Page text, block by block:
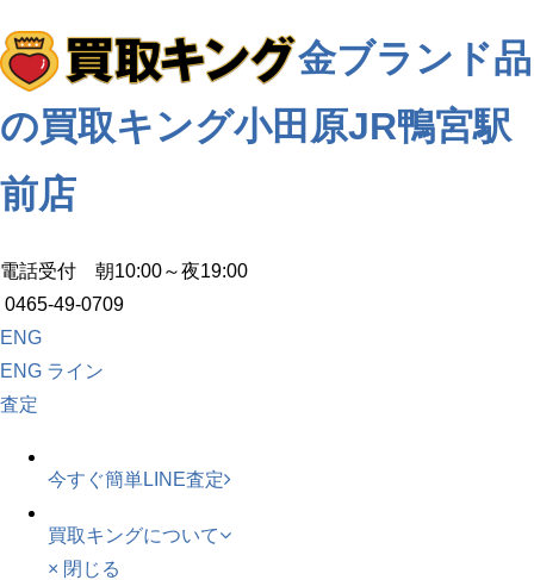
金ブランド品
の買取キング小田原JR鴨宮駅
前店
電話受付 朝10:00～夜19:00
0465-49-0709
ENG
ENG ライン
査定
今すぐ簡単LINE査定
買取キングについて
× 閉じる